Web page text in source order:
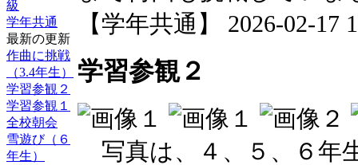
級
学年共通
最新の更新
作曲に挑戦
（3.4年生）
学習参観２
学習参観１
全校朝会
雪遊び（６
年生）
【学年共通】 2026-02-17
学習参観２
写真は、４、５、６年